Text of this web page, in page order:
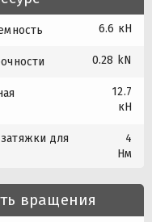
6.6 кН
0.28 kN
12.7
кН
для
4
Нм
вращения